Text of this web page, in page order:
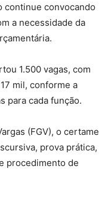
continue convocando
a necessidade da
1.500 vagas, com
mil, conforme a
para cada função.
(FGV), o certame
prova prática,
procedimento de